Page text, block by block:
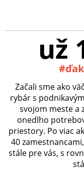
už
Začali sme ako
rybár s
svojom meste a
onedlho
priestory. Po viac
40
stále pre vás, s